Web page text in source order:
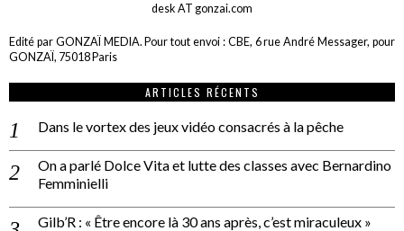
desk AT gonzai.com
Edité par GONZAÏ MEDIA. Pour tout envoi : CBE, 6 rue André Messager, pour
GONZAÏ, 75018 Paris
ARTICLES RÉCENTS
Dans le vortex des jeux vidéo consacrés à la pêche
On a parlé Dolce Vita et lutte des classes avec Bernardino
Femminielli
Gilb’R : « Être encore là 30 ans après, c’est miraculeux »